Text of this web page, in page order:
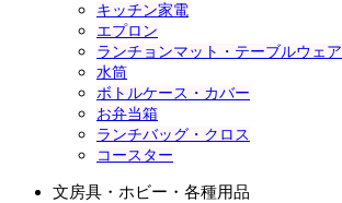
キッチン家電
エプロン
ランチョンマット・テーブルウェア
水筒
ボトルケース・カバー
お弁当箱
ランチバッグ・クロス
コースター
文房具・ホビー・各種用品